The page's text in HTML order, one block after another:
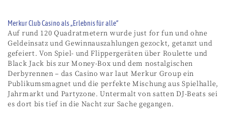
Merkur Club Casino als „Erlebnis für alle“
Auf rund 120 Quadratmetern wurde just for fun und ohne
Geldeinsatz und Gewinnauszahlungen gezockt, getanzt und
gefeiert. Von Spiel- und Flippergeräten über Roulette und
Black Jack bis zur Money-Box und dem nostalgischen
Derbyrennen – das Casino war laut Merkur Group ein
Publikumsmagnet und die perfekte Mischung aus Spielhalle,
Jahrmarkt und Partyzone. Untermalt von satten DJ-Beats sei
es dort bis tief in die Nacht zur Sache gegangen.